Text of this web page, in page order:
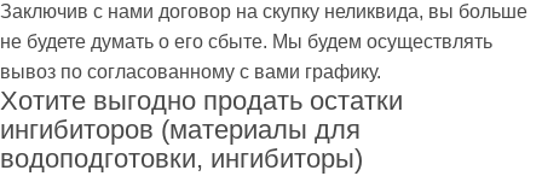
Заключив с нами договор на скупку неликвида, вы больше
не будете думать о его сбыте. Мы будем осуществлять
вывоз по согласованному с вами графику.
Хотите выгодно продать остатки
ингибиторов (материалы для
водоподготовки, ингибиторы)